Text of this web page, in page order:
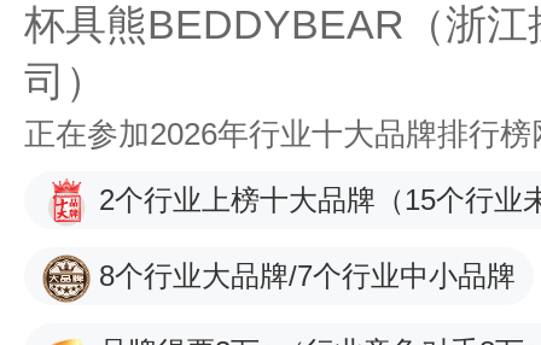
杯具熊BEDDYBEAR（浙
司）
正在参加2026年行业十大品牌排行
2个行业上榜十大品牌 （15个行业
8个行业大品牌/7个行业中小品牌